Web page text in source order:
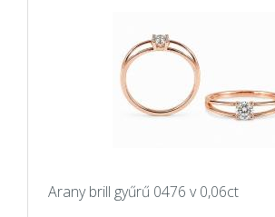
Arany brill gyűrű 0476 v 0,06ct